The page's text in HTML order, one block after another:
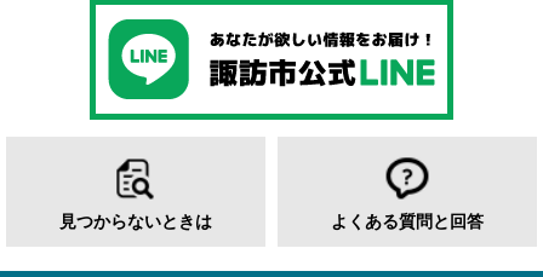
見つからないときは よくある質問と回答